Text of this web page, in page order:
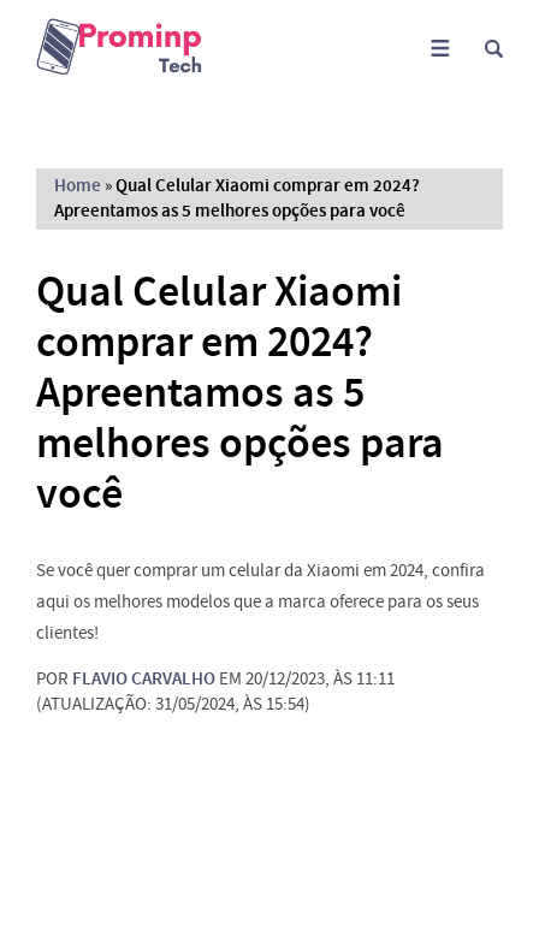
Home »Qual Celular Xiaomi comprar em 2024?
Apreentamos as 5 melhores opções para você
Qual Celular Xiaomi
comprar em 2024?
Apreentamos as 5
melhores opções para
você
Se você quer comprar um celular da Xiaomi em 2024, confira
aqui os melhores modelos que a marca oferece para os seus
clientes!
POR FLAVIO CARVALHO EM 20/12/2023, ÀS 11:11
(ATUALIZAÇÃO: 31/05/2024, ÀS 15:54)